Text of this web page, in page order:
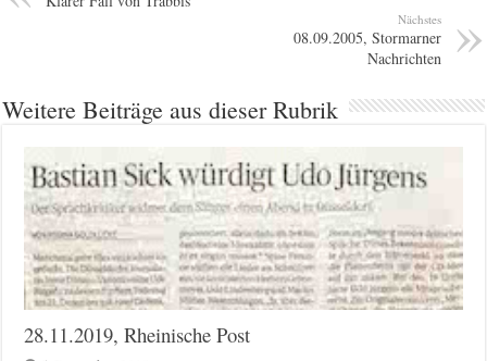
Nächstes
08.09.2005, Stormarner
Nachrichten
Weitere Beiträge aus dieser Rubrik
28.11.2019, Rheinische Post